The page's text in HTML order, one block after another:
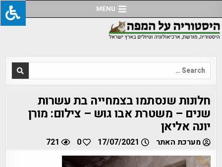
to
content
MENU
Search
for:
חלונות שנסתמו בצמחייה בת עשרות
שנים – משטרת אבו גוש – צילום: מורן
יונה אליאן
מערכת האתר 0
721